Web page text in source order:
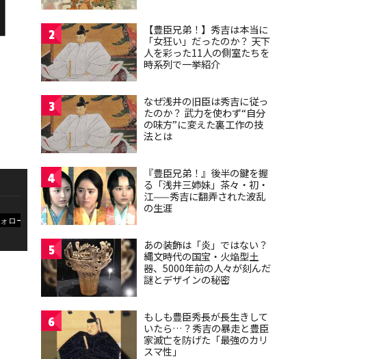
2
【豊臣兄弟！】秀吉は本当に
「女狂い」だったのか？ 天下
人を彩った11人の側室たちを
時系列で一挙紹介
3
なぜ浅井の旧臣は秀吉に従っ
たのか？ 武力を使わず“自分
の味方”に変えた裏工作の技
法とは
4
『豊臣兄弟！』後半の鍵を握
る「浅井三姉妹」茶々・初・
江——秀吉に翻弄された波乱
の生涯
5
あの装飾は「炎」ではない？
縄文時代の国宝・火焔型土
器、5000年前の人々が刻んだ
謎とデザインの秘密
6
もしも豊臣秀長が長生きして
いたら…？秀吉の暴走と豊臣
家滅亡を防げた「最強のカリ
スマ性」